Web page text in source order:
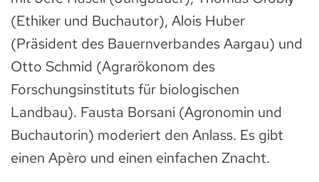
(Ethiker und Buchautor), Alois Huber
(Präsident des Bauernverbandes Aargau) und
Otto Schmid (Agrarökonom des
Forschungsinstituts für biologischen
Landbau). Fausta Borsani (Agronomin und
Buchautorin) moderiert den Anlass. Es gibt
einen Apèro und einen einfachen Znacht.